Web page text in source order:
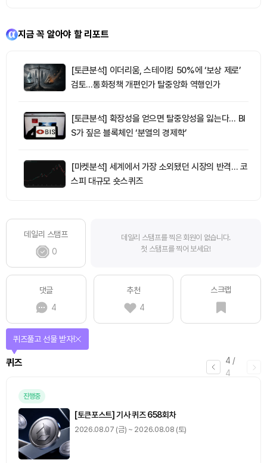
지금 꼭 알아야 할 리포트
[토큰분석] 이더리움, 스테이킹 50%에 ‘보상 제로’
검토…통화정책 개편인가 탈중앙화 역행인가
[토큰분석] 확장성을 얻으면 탈중앙성을 잃는다… BI
S가 짚은 블록체인 ‘분열의 경제학’
[마켓분석] 세계에서 가장 소외됐던 시장의 반격… 코
스피 대규모 숏스퀴즈
데일리 스탬프
0
데일리 스탬프를 찍은 회원이 없습니다.
첫 스탬프를 찍어 보세요!
댓글
4
추천
4
스크랩
4 /
4
퀴즈
퀴즈풀고 선물 받자!
진행중
[토큰포스트] 기사 퀴즈 658회차
2026.08.07 (금) ~ 2026.08.08 (토)